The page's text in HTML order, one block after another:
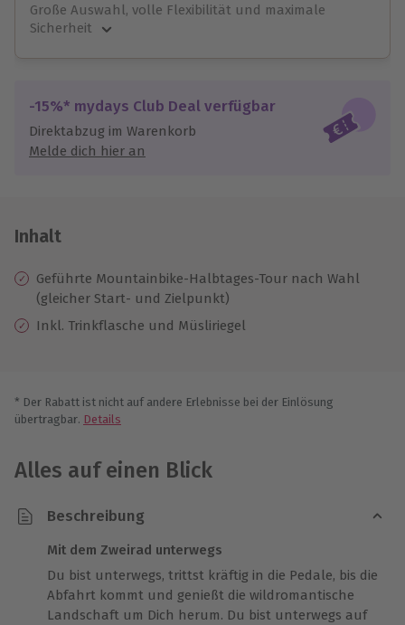
Große Auswahl, volle Flexibilität und maximale
Sicherheit
Jeder Gutschein für alle Erlebnisse einlösbar.
Maximale Sicherheit
10 Jahre gültig & verlängerbar.
-15%* mydays Club Deal verfügbar
Direktabzug im Warenkorb
Melde dich hier an
Inhalt
Geführte Mountainbike-Halbtages-Tour nach Wahl
(gleicher Start- und Zielpunkt)
Inkl. Trinkflasche und Müsliriegel
* Der Rabatt ist nicht auf andere Erlebnisse bei der Einlösung
übertragbar. Details
Alles auf einen Blick
Beschreibung
Mit dem Zweirad unterwegs
Du bist unterwegs, trittst kräftig in die Pedale, bis die
Abfahrt kommt und genießt die wildromantische
Landschaft um Dich herum. Du bist unterwegs auf